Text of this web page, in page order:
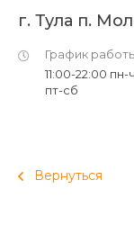
г. Тула п.
График
11:00-22:00 пн-
пт-сб
Вернуться